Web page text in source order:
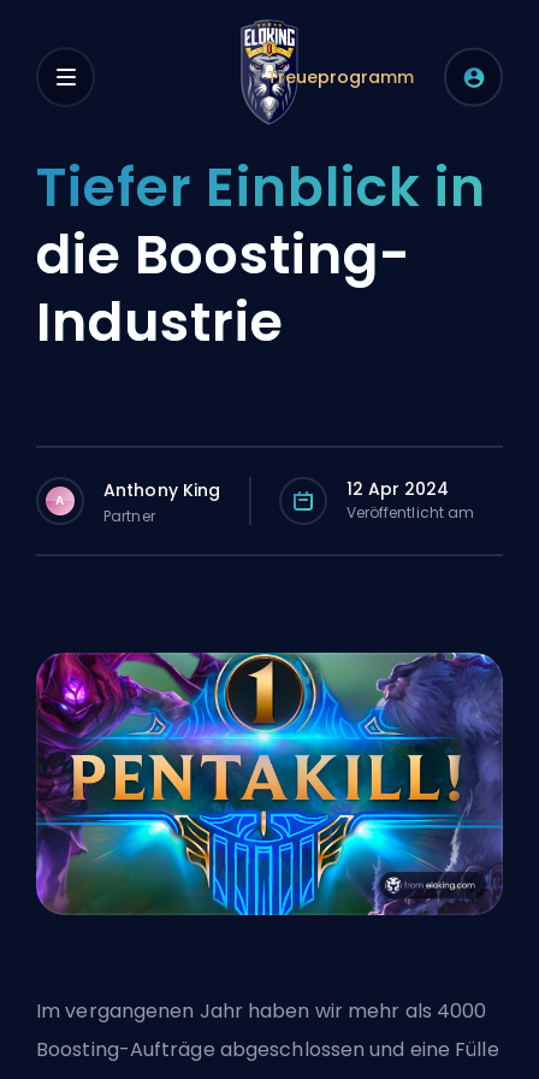
Treueprogramm
Tiefer Einblick in
die Boosting-
Industrie
A Anthony King
Partner
12 Apr 2024
Veröffentlicht am
Im vergangenen Jahr haben wir mehr als 4000
Boosting-Aufträge abgeschlossen und eine Fülle